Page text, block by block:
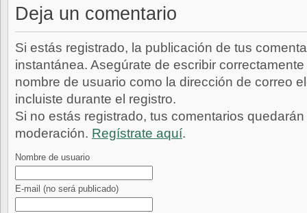
Deja un comentario
Si estás registrado, la publicación de tus
instantánea. Asegúrate de escribir
nombre de usuario como la dirección de correo
incluiste durante el registro.
Si no estás registrado, tus comentarios
moderación. Regístrate aquí.
Nombre de usuario
E-mail (no será publicado)